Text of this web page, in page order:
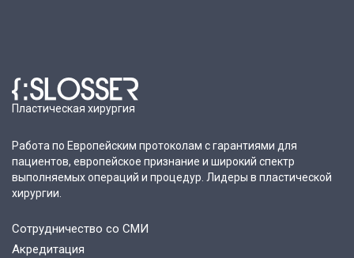
Пластическая хирургия
Работа по Европейским протоколам с гарантиями для
пациентов, европейское признание и широкий спектр
выполняемых операций и процедур. Лидеры в пластической
хирургии.
Сотрудничество со СМИ
Акредитация